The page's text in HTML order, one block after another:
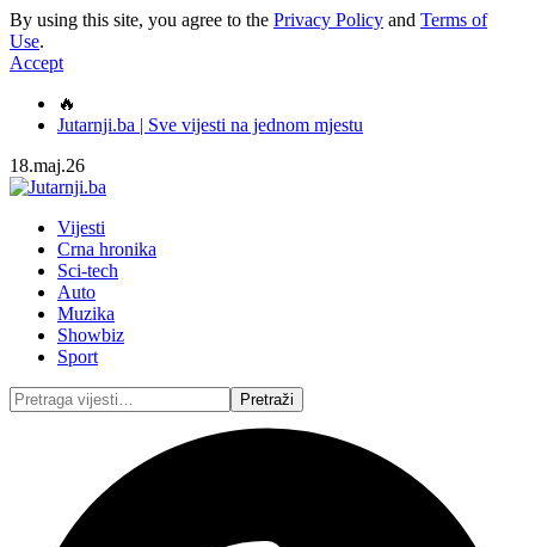
By using this site, you agree to the Privacy Policy and Terms of
Use.
Accept
🔥
Jutarnji.ba | Sve vijesti na jednom mjestu
18.maj.26
Vijesti
Crna hronika
Sci-tech
Auto
Muzika
Showbiz
Sport